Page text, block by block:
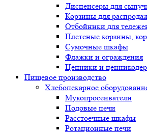
Диспенсеры для
Корзины для
Отбойники для
Плетеные корзины,
Сумочные шкафы
Флажки и ограждения
Ценники и
Пищевое производство
Хлебопекарное
Мукопросеиватели
Подовые печи
Расстоечные шкафы
Ротационные печи